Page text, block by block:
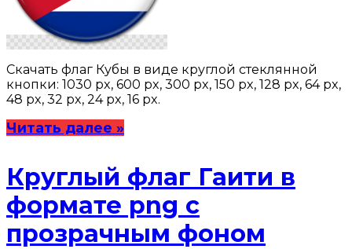
Скачать флаг Кубы в виде круглой стеклянной
кнопки: 1030 px, 600 px, 300 px, 150 px, 128 px, 64 px,
48 px, 32 px, 24 px, 16 px.
Читать далее »
Круглый флаг Гаити в
формате png с
прозрачным фоном